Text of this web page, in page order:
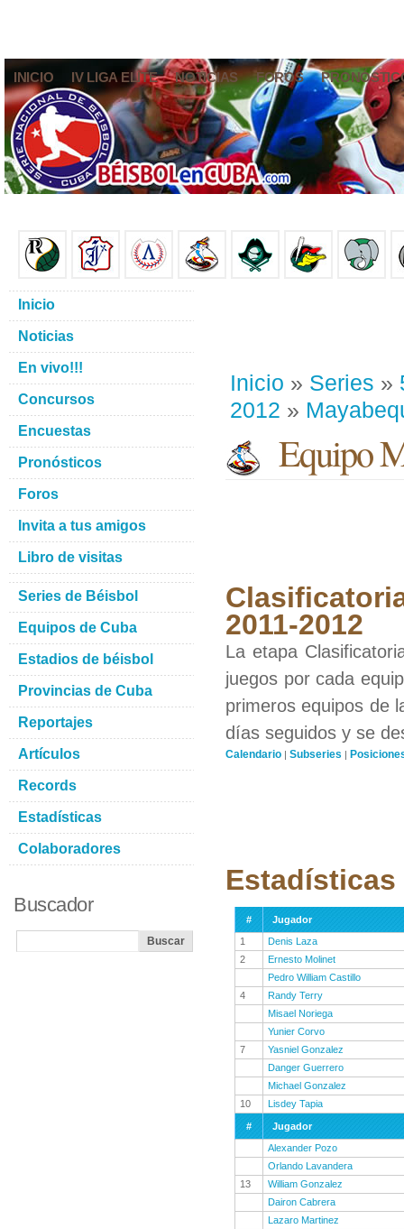
INICIO IV LIGA ELITE NOTICIAS FOROS
Inicio » Series »
2012 »
Equipo
2011-2012
La etapa
juegos por cada
primeros equipos de
días seguidos y se
Calendario | Subseries |
#
Jugador
1
Denis Laza
2
Ernesto Molinet
Pedro William Castillo
4
Randy Terry
Misael Noriega
Yunier Corvo
7
Yasniel Gonzalez
Danger Guerrero
Michael Gonzalez
10
Lisdey Tapia
#
Jugador
Alexander Pozo
Orlando Lavandera
13
William Gonzalez
Dairon Cabrera
Lazaro Martinez
Inicio
Noticias
En vivo!!!
Concursos
Encuestas
Pronósticos
Foros
Invita a tus amigos
Libro de visitas
Series de Béisbol
Equipos de Cuba
Estadios de béisbol
Provincias de Cuba
Reportajes
Artículos
Records
Estadísticas
Colaboradores
Buscador